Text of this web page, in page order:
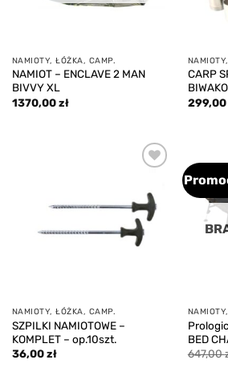
NAMIOTY, ŁÓŻKA, CAMP.
NAMIOT – ENCLAVE 2 MAN
BIVVY XL
1370,00zł
CARP
299,00
wishlist
NAMIOTY, ŁÓŻKA, CAMP.
SZPILKI NAMIOTOWE –
KOMPLET – op.10szt.
36,00zł
BED
647,00